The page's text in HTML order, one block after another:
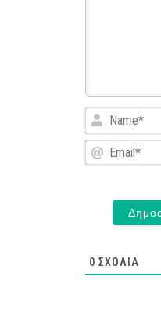
0 ΣΧΌΛΙΑ